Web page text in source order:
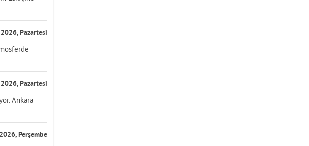
Pazartesi
Pazartesi
Ankara
Perşembe